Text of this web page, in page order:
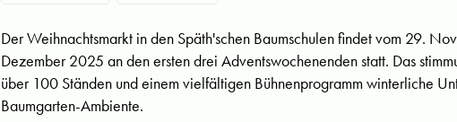
Der Weihnachtsmarkt in den Späth'schen Baumschulen findet vom 29.
Dezember 2025 an den ersten drei Adventswochenenden statt. Das
über 100 Ständen und einem vielfältigen Bühnenprogramm winterliche
Baumgarten-Ambiente.